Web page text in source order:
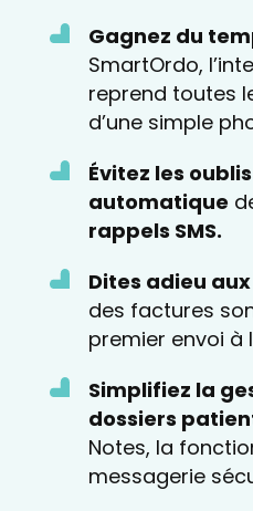
Gagnez du
SmartOrdo,
reprend toutes
d’une simple
Évitez les oublis
automatique
rappels SMS.
Dites adieu
des factures
premier envoi à
Simplifiez la
dossiers
Notes, la
messagerie